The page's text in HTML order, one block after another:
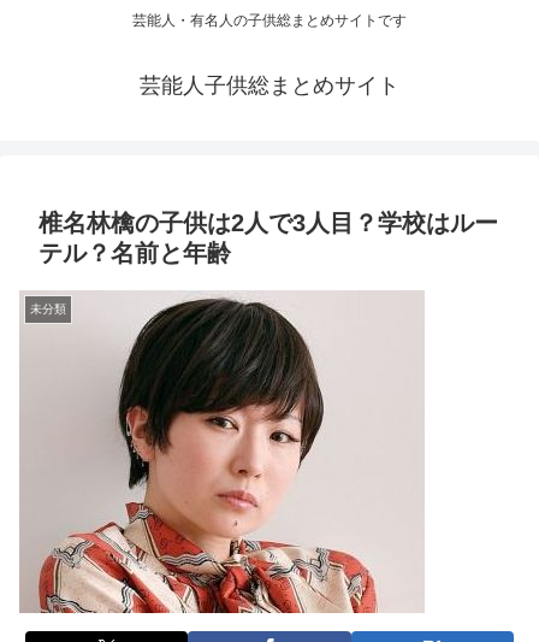
芸能人・有名人の子供総まとめサイトです
芸能人子供総まとめサイト
椎名林檎の子供は2人で3人目？学校はルー
テル？名前と年齢
未分類